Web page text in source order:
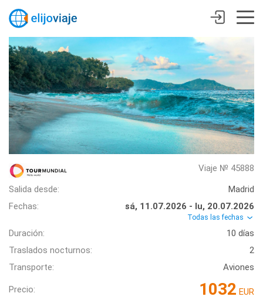
Viaje № 45888
Salida desde:
Madrid
Fechas:
sá, 11.07.2026 - lu, 20.07.2026
Todas las fechas
Duración:
10 días
Traslados nocturnos:
2
Transporte:
Aviones
Precio: 1032 EUR